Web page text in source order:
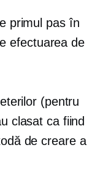
primul pas în
efectuarea de
(pentru
clasat ca fiind
de creare a